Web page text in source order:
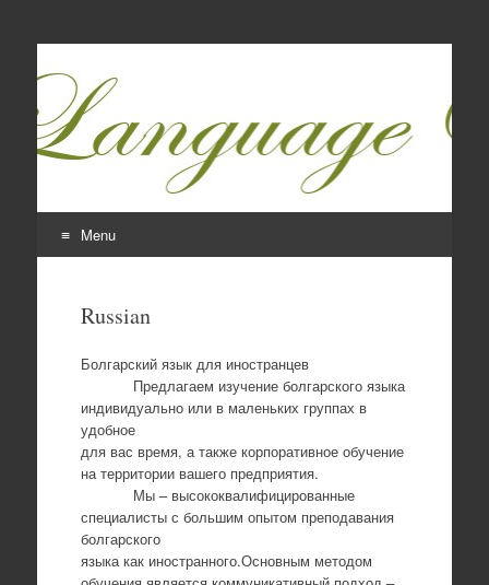
Language World
Teaching is an art.
Menu
contentRussian
Болгарский язык для иностранцев
Предлагаем изучение болгарского языка
индивидуально или в маленьких группах в
удобное
для вас время, а также корпоративное обучение
на территории вашего предприятия.
Мы – высококвалифицированные
специалисты с большим опытом преподавания
болгарского
языка как иностранного.Основным методом